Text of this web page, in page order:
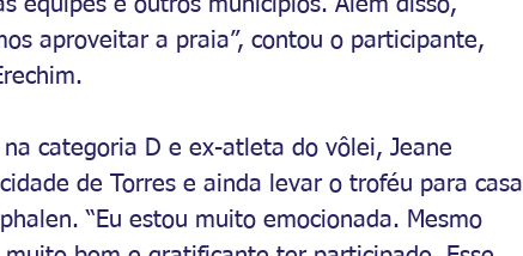
aproveitar a praia”, contou o participante,
categoria D e ex-atleta do vôlei, Jeane
de Torres e ainda levar o troféu para casa
“Eu estou muito emocionada. Mesmo